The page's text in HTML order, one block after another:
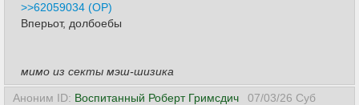
>>62059034 (OP)
Вперьот, долбоебы
мимо из секты мэш-шизика
Аноним ID: Воспитанный Роберт Гримсдич
07/03/26 Суб